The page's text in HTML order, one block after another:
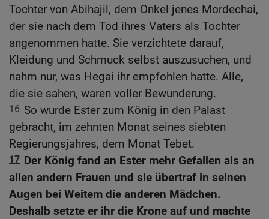
Tochter von Abihajil, dem Onkel jenes Mordechai,
der sie nach dem Tod ihres Vaters als Tochter
angenommen hatte. Sie verzichtete darauf,
Kleidung und Schmuck selbst auszusuchen, und
nahm nur, was Hegai ihr empfohlen hatte. Alle,
die sie sahen, waren voller Bewunderung.
16 So wurde Ester zum König in den Palast
gebracht, im zehnten Monat seines siebten
Regierungsjahres, dem Monat Tebet.
17 Der König fand an Ester mehr Gefallen als an
allen andern Frauen und sie übertraf in seinen
Augen bei Weitem die anderen Mädchen.
Deshalb setzte er ihr die Krone auf und machte